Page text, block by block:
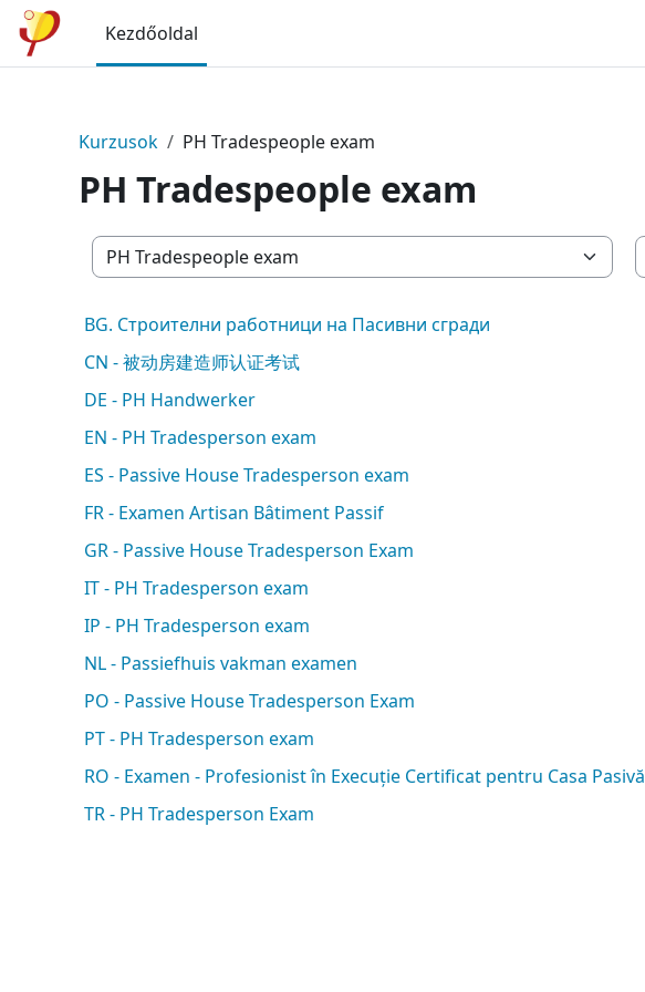
Tovább a fő tartalomhoz
Kezdőoldal
Kurzusok PH Tradespeople exam
PH Tradespeople exam
Kurzuskategóriák
BG. Строителни работници на Пасивни сгради
CN - 被动房建造师认证考试
DE - PH Handwerker
EN - PH Tradesperson exam
ES - Passive House Tradesperson exam
FR - Examen Artisan Bâtiment Passif
GR - Passive House Tradesperson Exam
IT - PH Tradesperson exam
IP - PH Tradesperson exam
NL - Passiefhuis vakman examen
PO - Passive House Tradesperson Exam
PT - PH Tradesperson exam
RO - Examen - Profesionist în Execuție Certificat pentru Casa Pasivă
TR - PH Tradesperson Exam